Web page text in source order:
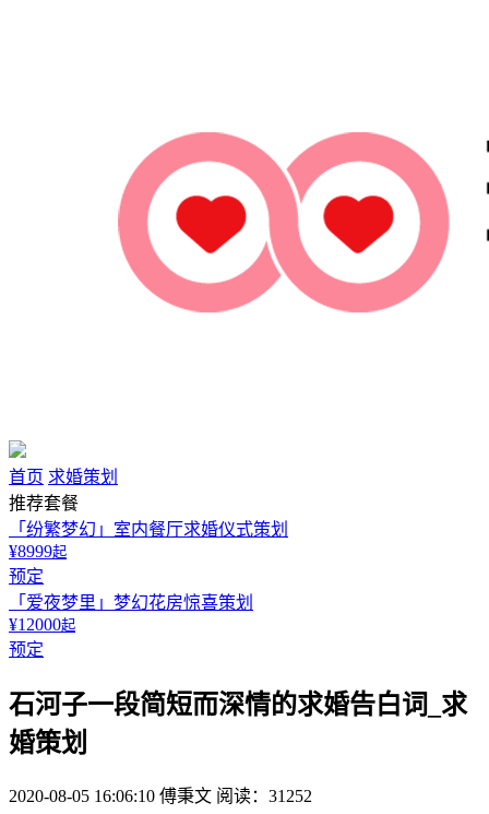
首页 求婚策划
推荐套餐
「纷繁梦幻」室内餐厅求婚仪式策划
¥8999起
预定
「爱夜梦里」梦幻花房惊喜策划
¥12000起
预定
石河子一段简短而深情的求婚告白词_求
婚策划
2020-08-05 16:06:10 傅秉文 阅读：31252